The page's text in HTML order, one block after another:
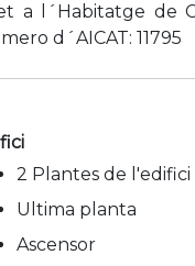
a l´Habitatge de
d´AICAT: 11795
2 Plantes de l'edifici
Ultima planta
Ascensor